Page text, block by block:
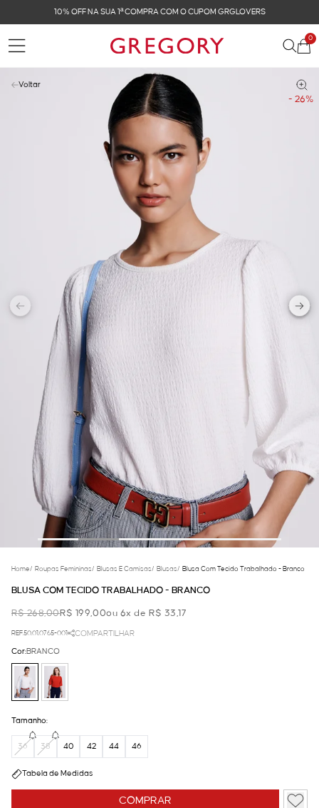
GRGLOVERS FRETE GRÁTIS NAS COMPRAS
0
- 26%
Voltar
Home/ Roupas Femininas/ Blusas E Camisas/ Blusas/ Blusa Com Tecido Trabalhado - Branco
BLUSA COM TECIDO TRABALHADO - BRANCO
R$ 268,00R$ 199,00ou 6x de R$ 33,17
REF.50.01.0765-001 COMPARTILHAR
COMPRAR
Cor:BRANCO
Tamanho:
36 38 40 42 44 46
Tabela de Medidas